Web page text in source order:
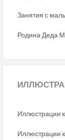
Занятия с
Родина Деда
Иллюстрации к
Иллюстрации